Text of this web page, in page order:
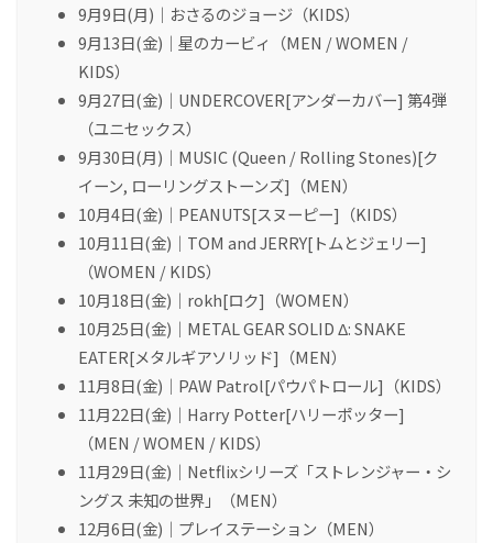
9月9日(月)｜おさるのジョージ（KIDS）
9月13日(金)｜星のカービィ（MEN / WOMEN /
KIDS）
9月27日(金)｜UNDERCOVER[アンダーカバー] 第4弾
（ユニセックス）
9月30日(月)｜MUSIC (Queen / Rolling Stones)[ク
イーン, ローリングストーンズ]（MEN）
10月4日(金)｜PEANUTS[スヌーピー]（KIDS）
10月11日(金)｜TOM and JERRY[トムとジェリー]
（WOMEN / KIDS）
10月18日(金)｜rokh[ロク]（WOMEN）
10月25日(金)｜METAL GEAR SOLID Δ: SNAKE
EATER[メタルギアソリッド]（MEN）
11月8日(金)｜PAW Patrol[パウパトロール]（KIDS）
11月22日(金)｜Harry Potter[ハリーポッター]
（MEN / WOMEN / KIDS）
11月29日(金)｜Netflixシリーズ「ストレンジャー・シ
ングス 未知の世界」（MEN）
12月6日(金)｜プレイステーション（MEN）